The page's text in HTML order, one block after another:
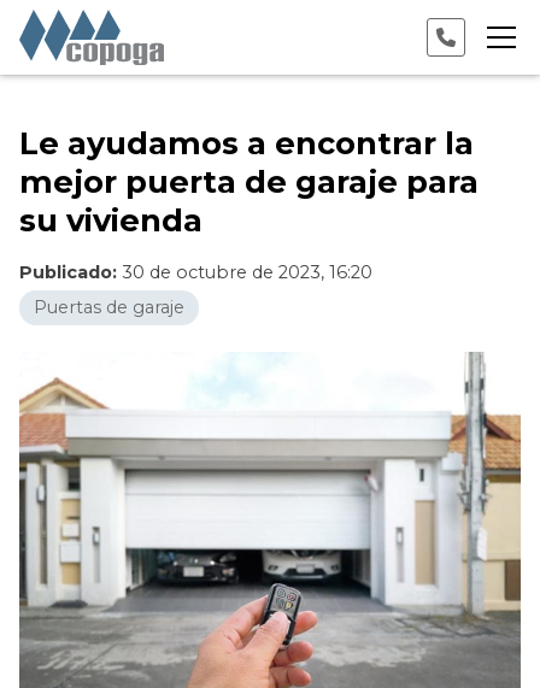
Le ayudamos a encontrar la
mejor puerta de garaje para
su vivienda
Publicado: 30 de octubre de 2023, 16:20
Puertas de garaje